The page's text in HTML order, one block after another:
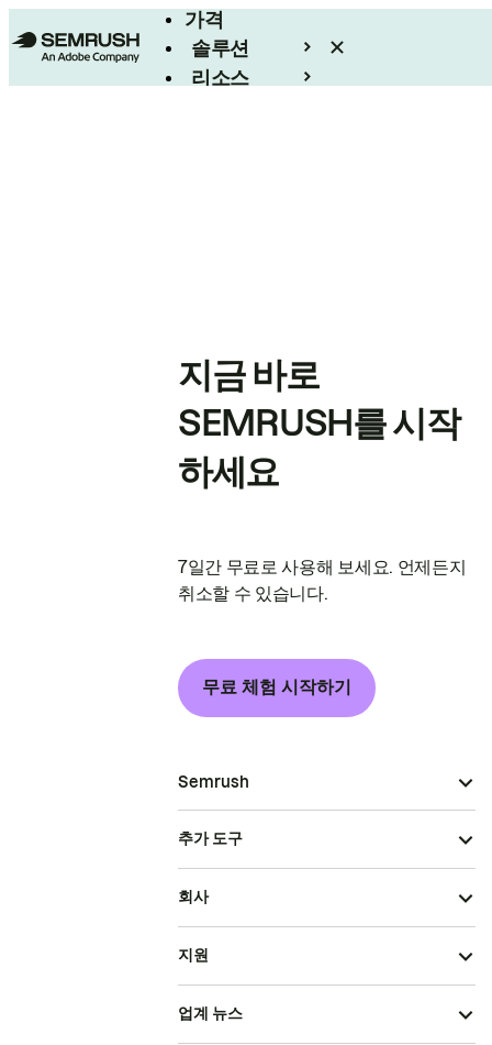
가격
솔루션
리소스
지금 바로
SEMRUSH를 시작
하세요
7일간 무료로 사용해 보세요. 언제든지
취소할 수 있습니다.
무료 체험 시작하기
Semrush
추가 도구
회사
지원
업계 뉴스